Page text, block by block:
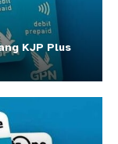
KJP Plus